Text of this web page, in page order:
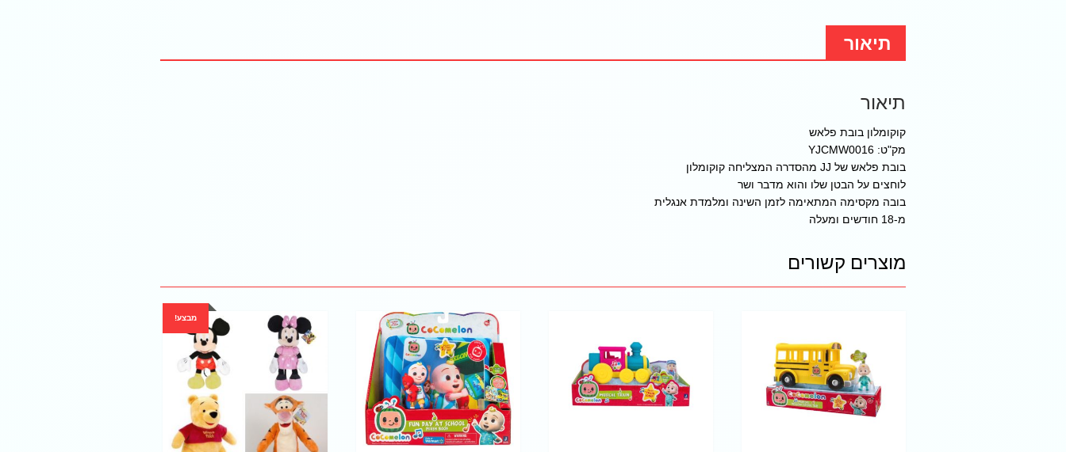
תיאור
תיאור
קוקומלון בובת פלאש
מק"ט: YJCMW0016
בובת פלאש של JJ מהסדרה המצליחה קוקומלון
לוחצים על הבטן שלו והוא מדבר ושר
בובה מקסימה המתאימה לזמן השינה ומלמדת אנגלית
מ-18 חודשים ומעלה
מוצרים קשורים
מבצע!